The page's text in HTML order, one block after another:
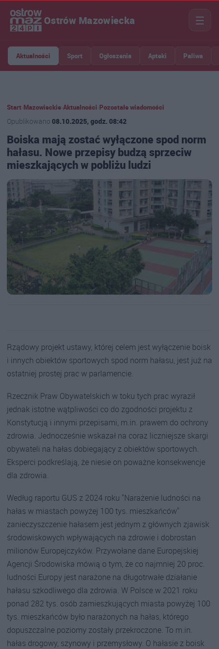
Ostrów Mazowiecka ☰
Aktualności Sport Ogłoszenia Apteki Paliwa
Start Mazowieckie Aktualności Pozostałe wiadomości
Opublikowano 08.10.2025, godz. 08:42
Boiska mają zostać wyłączone spod norm
hałasu. Nowe przepisy budzą sprzeciw
mieszkających w pobliżu ludzi
Rządowy projekt ustawy, której celem jest wyłączenie boisk
i innych obiektów sportowych spod norm hałasu, jest już na
ostatniej prostej prac w parlamencie.
Rzecznik Praw Obywatelskich w toku tych prac wyraził
jednak istotne wątpliwości co do zgodności projektu z
Konstytucją i innymi przepisami, m.in. prawem do ochrony
zdrowia. Jednocześnie wskazał na coraz liczniejsze skargi
obywateli na hałas dobiegający z obiektów sportowych.
Eksperci podkreślają, że niesie on poważne konsekwencje
dla zdrowia.
Według raportu GUS z 2024 roku "Narażenie ludności na
hałas w miastach powyżej 100 tys. mieszkańców"
zanieczyszczenie hałasem jest jednym z głównych zjawisk
środowiskowych wpływających na zdrowie i dobrostan
milionów Europejczyków. Przywołane dane Europejskiej
Agencji Środowiska mówią o tym, że co najmniej 20 proc.
ludności Europy jest narażone na długotrwałe działanie
hałasu szkodliwego dla zdrowia. W Polsce w 2021 roku
ponad 282 tys. osób zamieszkujących miasta powyżej 100
tys. mieszkańców było narażonych na hałas, którego
dopuszczalne poziomy zostały przekroczone. To m.in.
hałas drogowy, szynowy i przemysłowy. O hałasie z boisk